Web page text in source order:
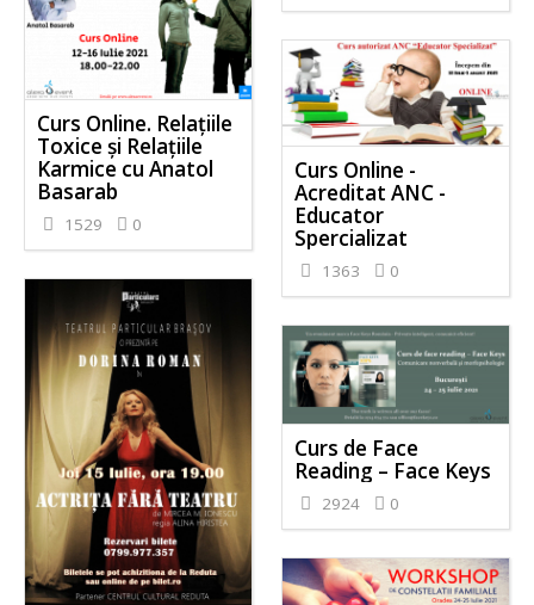
Curs Online. Relațiile
Toxice și Relațiile
Karmice cu Anatol
Basarab
1529 0
Curs Online -
Acreditat ANC -
Educator
Spercializat
1363 0
Curs de Face
Reading – Face Keys
2924 0